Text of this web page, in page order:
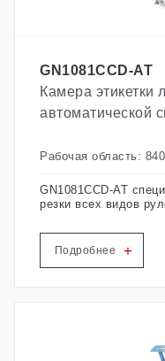
GN1081CCD-AT
Камера этикетки
автоматической
Рабочая область:
GN1081CCD-AT
резки всех видов
система подачи,
половину
Подробнее +